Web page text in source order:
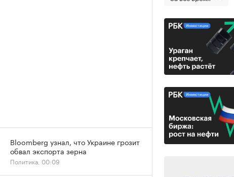
Bloomberg узнал, что Украине грозит
обвал экспорта зерна
Политика, 00:09